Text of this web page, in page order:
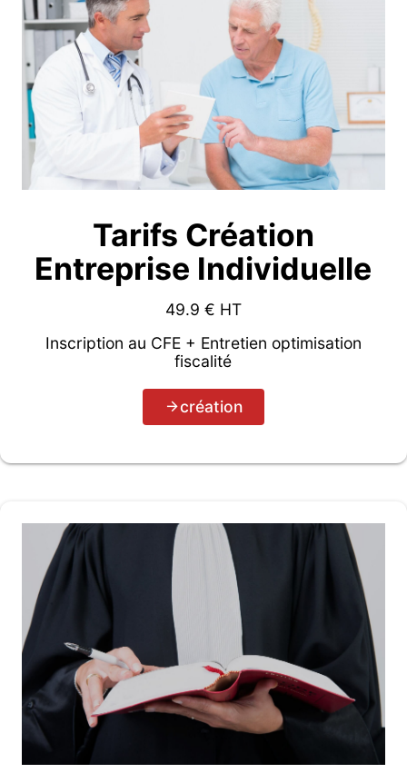
Tarifs Création
Entreprise Individuelle
49.9 € HT
Inscription au CFE + Entretien optimisation
fiscalité
création